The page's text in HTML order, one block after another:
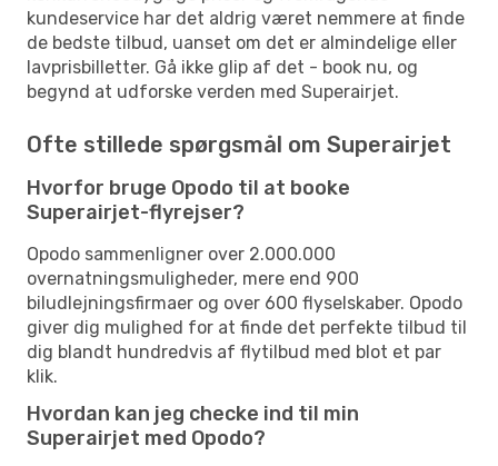
kundeservice har det aldrig været nemmere at finde
de bedste tilbud, uanset om det er almindelige eller
lavprisbilletter. Gå ikke glip af det - book nu, og
begynd at udforske verden med Superairjet.
Ofte stillede spørgsmål om Superairjet
Hvorfor bruge Opodo til at booke
Superairjet-flyrejser?
Opodo sammenligner over 2.000.000
overnatningsmuligheder, mere end 900
biludlejningsfirmaer og over 600 flyselskaber. Opodo
giver dig mulighed for at finde det perfekte tilbud til
dig blandt hundredvis af flytilbud med blot et par
klik.
Hvordan kan jeg checke ind til min
Superairjet med Opodo?